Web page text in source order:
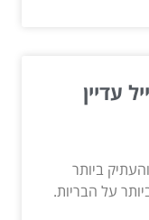
עדיין
ביותר
על הבריות.